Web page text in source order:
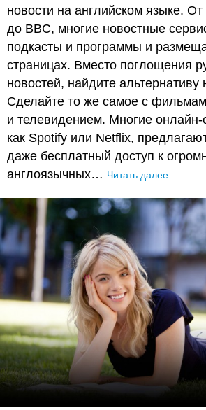
новости на английском языке.
до BBC, многие новостные
подкасты и программы и
страницах. Вместо поглощения
новостей, найдите альтернативу
Сделайте то же самое с
и телевидением. Многие онлайн-
как Spotify или Netflix,
даже бесплатный доступ к
англоязычных… Читать далее…